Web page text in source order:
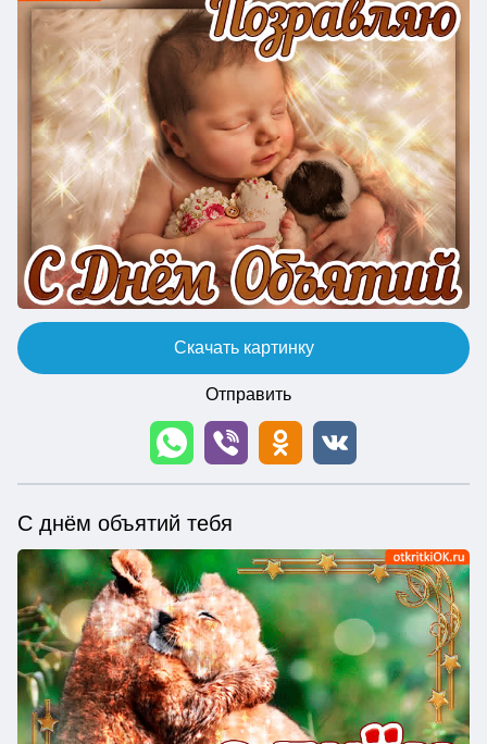
Скачать картинку
Отправить
С днём объятий тебя